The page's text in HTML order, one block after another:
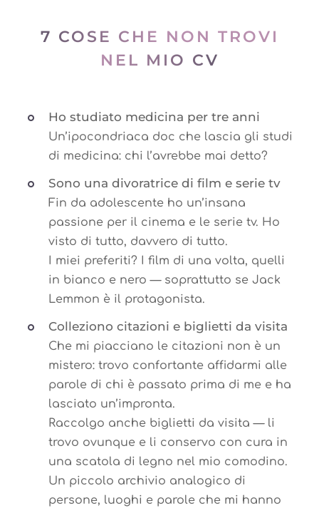
7 COSE CHE NON TROVI
NEL MIO CV
Ho studiato medicina per tre anni
Un’ipocondriaca doc che lascia gli studi
di medicina: chi l’avrebbe mai detto?
Sono una divoratrice di film e serie tv
Fin da adolescente ho un’insana
passione per il cinema e le serie tv. Ho
visto di tutto, davvero di tutto.
I miei preferiti? I film di una volta, quelli
in bianco e nero — soprattutto se Jack
Lemmon è il protagonista.
Colleziono citazioni e biglietti da visita
Che mi piacciano le citazioni non è un
mistero: trovo confortante affidarmi alle
parole di chi è passato prima di me e ha
lasciato un’impronta.
Raccolgo anche biglietti da visita — li
trovo ovunque e li conservo con cura in
una scatola di legno nel mio comodino.
Un piccolo archivio analogico di
persone, luoghi e parole che mi hanno